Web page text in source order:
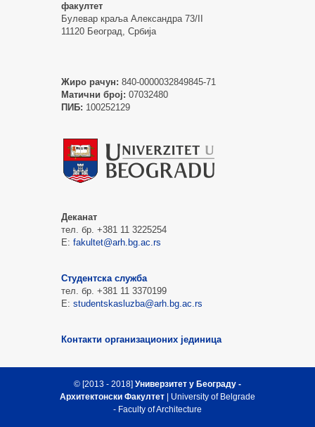
факултет
Булевар краља Александра 73/II
11120 Београд, Србија
Жиро рачун: 840-0000032849845-71
Матични број: 07032480
ПИБ: 100252129
Деканат
тел. бр. +381 11 3225254
Е: fakultet@arh.bg.ac.rs
Студентска служба
тел. бр. +381 11 3370199
Е: studentskasluzba@arh.bg.ac.rs
Контакти организационих јединица
© [2013 - 2018] Универзитет у Београду -
Архитектонски Факултет | University of Belgrade
- Faculty of Architecture